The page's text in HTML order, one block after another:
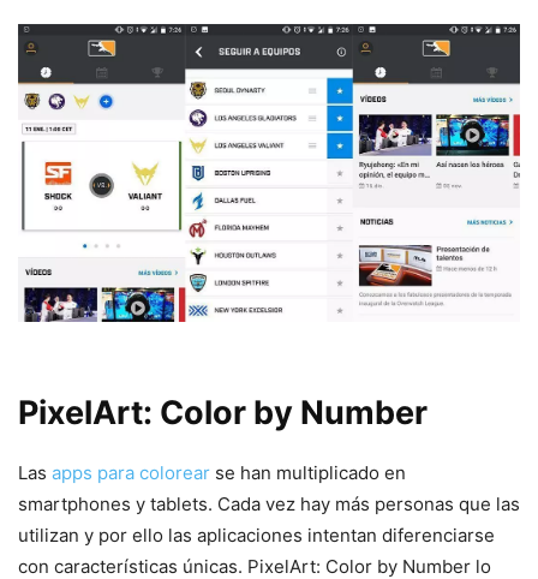
PixelArt: Color by Number
Las apps para colorear se han multiplicado en
smartphones y tablets. Cada vez hay más personas que las
utilizan y por ello las aplicaciones intentan diferenciarse
con características únicas. PixelArt: Color by Number lo